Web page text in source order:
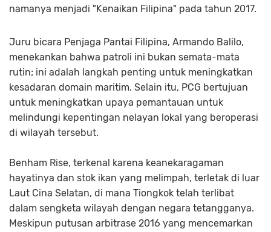
namanya menjadi "Kenaikan Filipina" pada tahun 2017.
Juru bicara Penjaga Pantai Filipina, Armando Balilo,
menekankan bahwa patroli ini bukan semata-mata
rutin; ini adalah langkah penting untuk meningkatkan
kesadaran domain maritim. Selain itu, PCG bertujuan
untuk meningkatkan upaya pemantauan untuk
melindungi kepentingan nelayan lokal yang beroperasi
di wilayah tersebut.
Benham Rise, terkenal karena keanekaragaman
hayatinya dan stok ikan yang melimpah, terletak di luar
Laut Cina Selatan, di mana Tiongkok telah terlibat
dalam sengketa wilayah dengan negara tetangganya.
Meskipun putusan arbitrase 2016 yang mencemarkan